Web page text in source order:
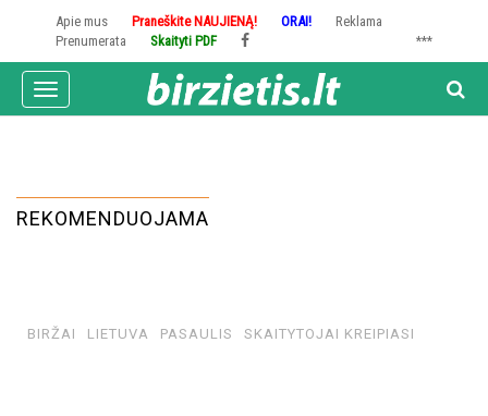
turinį
Apie mus Praneškite NAUJIENĄ! ORAI!
Reklama
Prenumerata
Skaityti PDF ***
Toggle
navigation
REKOMENDUOJAMA
BIRŽAI LIETUVA PASAULIS SKAITYTOJAI KREIPIASI